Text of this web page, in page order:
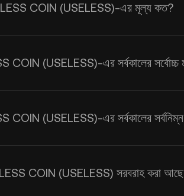
COIN (USELESS)-এর মূল্য কত?
USELESS COIN (USELESS)-
COIN-এর মূল্য সরবরাহ এবং চাহিদা,
COIN (USELESS)-এর সর্বকালের
COIN (USELESS)-এর সর্বকালের
COIN (USELESS) সরবরাহ করা